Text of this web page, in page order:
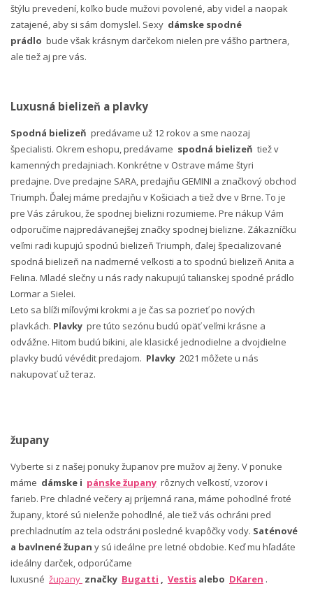
štýlu prevedení, koľko bude mužovi povolené, aby videl a naopak
zatajené, aby si sám domyslel. Sexy dámske spodné
prádlo bude však krásnym darčekom nielen pre vášho partnera,
ale tiež aj pre vás.
Luxusná bielizeň a plavky
Spodná bielizeň predávame už 12 rokov a sme naozaj
špecialisti. Okrem eshopu, predávame spodná bielizeň tiež v
kamenných predajniach. Konkrétne v Ostrave máme štyri
predajne. Dve predajne SARA, predajňu GEMINI a značkový obchod
Triumph. Ďalej máme predajňu v Košiciach a tiež dve v Brne. To je
pre Vás zárukou, že spodnej bielizni rozumieme. Pre nákup Vám
odporučíme najpredávanejšej značky spodnej bielizne. Zákazníčku
veľmi radi kupujú spodnú bielizeň Triumph, ďalej špecializované
spodná bielizeň na nadmerné veľkosti a to spodnú bielizeň Anita a
Felina. Mladé slečny u nás rady nakupujú talianskej spodné prádlo
Lormar a Sielei.
Leto sa blíži míľovými krokmi a je čas sa pozrieť po nových
plavkách. Plavky pre túto sezónu budú opäť veľmi krásne a
odvážne. Hitom budú bikini, ale klasické jednodielne a dvojdielne
plavky budú vévédit predajom. Plavky 2021 môžete u nás
nakupovať už teraz.
župany
Vyberte si z našej ponuky županov pre mužov aj ženy. V ponuke
máme dámske i pánske župany rôznych veľkostí, vzorov i
farieb. Pre chladné večery aj príjemná rana, máme pohodlné froté
župany, ktoré sú nielenže pohodlné, ale tiež vás ochráni pred
prechladnutím az tela odstráni posledné kvapôčky vody. Saténové
a bavlnené župan y sú ideálne pre letné obdobie. Keď mu hľadáte
ideálny darček, odporúčame
luxusné župany značky Bugatti , Vestis alebo DKaren .